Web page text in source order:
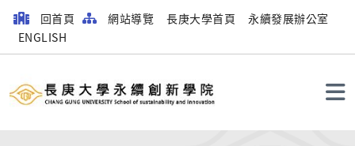
回首頁 網站導覽 長庚大學首頁
永續發展辦公室
ENGLISH